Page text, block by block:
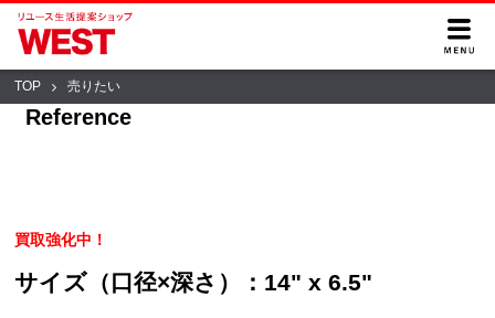
TOP 売りたい
Reference
買取強化中！
サイズ（口径×深さ）：14" x 6.5"